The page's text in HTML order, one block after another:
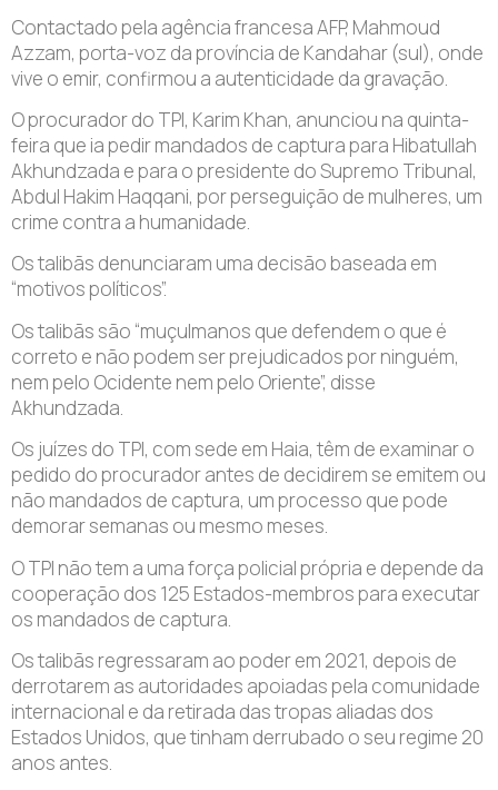
Contactado pela agência francesa AFP, Mahmoud
Azzam, porta-voz da província de Kandahar (sul), onde
vive o emir, confirmou a autenticidade da gravação.
O procurador do TPI, Karim Khan, anunciou na quinta-
feira que ia pedir mandados de captura para Hibatullah
Akhundzada e para o presidente do Supremo Tribunal,
Abdul Hakim Haqqani, por perseguição de mulheres, um
crime contra a humanidade.
Os talibãs denunciaram uma decisão baseada em
“motivos políticos”.
Os talibãs são “muçulmanos que defendem o que é
correto e não podem ser prejudicados por ninguém,
nem pelo Ocidente nem pelo Oriente”, disse
Akhundzada.
Os juízes do TPI, com sede em Haia, têm de examinar o
pedido do procurador antes de decidirem se emitem ou
não mandados de captura, um processo que pode
demorar semanas ou mesmo meses.
O TPI não tem a uma força policial própria e depende da
cooperação dos 125 Estados-membros para executar
os mandados de captura.
Os talibãs regressaram ao poder em 2021, depois de
derrotarem as autoridades apoiadas pela comunidade
internacional e da retirada das tropas aliadas dos
Estados Unidos, que tinham derrubado o seu regime 20
anos antes.